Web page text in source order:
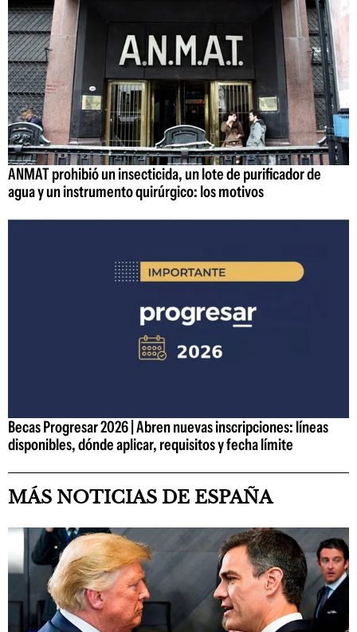
ANMAT prohibió un insecticida, un lote de purificador de
agua y un instrumento quirúrgico: los motivos
Becas Progresar 2026 | Abren nuevas inscripciones: líneas
disponibles, dónde aplicar, requisitos y fecha límite
MÁS NOTICIAS DE ESPAÑA